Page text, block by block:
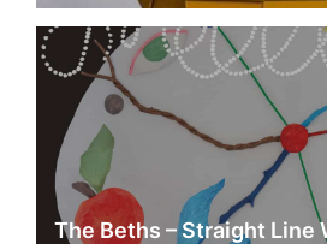
The Beths – Straight Line